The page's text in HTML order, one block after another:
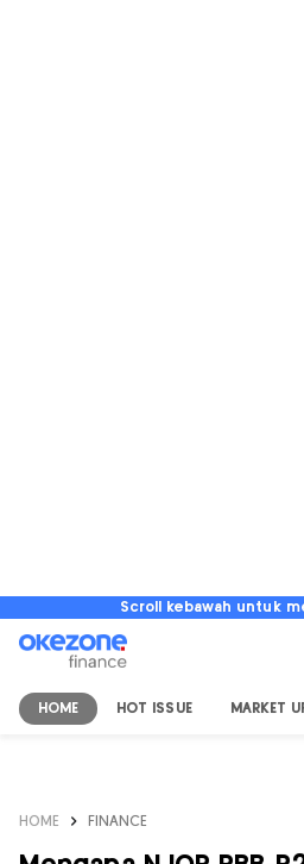
Scroll kebawah untuk
HOME HOT ISSUE MARKET
HOME FINANCE